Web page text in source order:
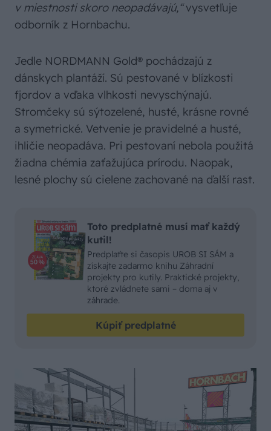
v miestnosti skoro neopadávajú,“vysvetľuje
odborník z Hornbachu.
Jedle NORDMANN Gold® pochádzajú z
dánskych plantáží. Sú pestované v blízkosti
fjordov a vďaka vlhkosti nevyschýnajú.
Stromčeky sú sýtozelené, husté, krásne rovné
a symetrické. Vetvenie je pravidelné a husté,
ihličie neopadáva. Pri pestovaní nebola použitá
žiadna chémia zaťažujúca prírodu. Naopak,
lesné plochy sú cielene zachované na ďalší rast.
Toto predplatné musí mať každý
kutil!
Predplaťte si časopis UROB SI SÁM a
získajte zadarmo knihu Záhradní
projekty pro kutily. Praktické projekty,
ktoré zvládnete sami – doma aj v
záhrade.
Kúpiť predplatné